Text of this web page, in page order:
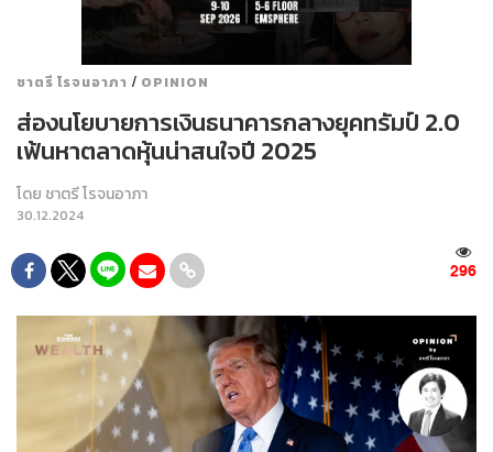
ชาตรี โรจนอาภา / OPINION
ส่องนโยบายการเงินธนาคารกลางยุคทรัมป์ 2.0
เฟ้นหาตลาดหุ้นน่าสนใจปี 2025
โดย ชาตรี โรจนอาภา
30.12.2024
296